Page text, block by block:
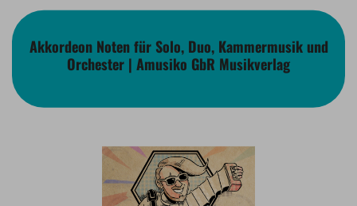
Akkordeon Noten für Solo, Duo, Kammermusik und
Orchester | Amusiko GbR Musikverlag